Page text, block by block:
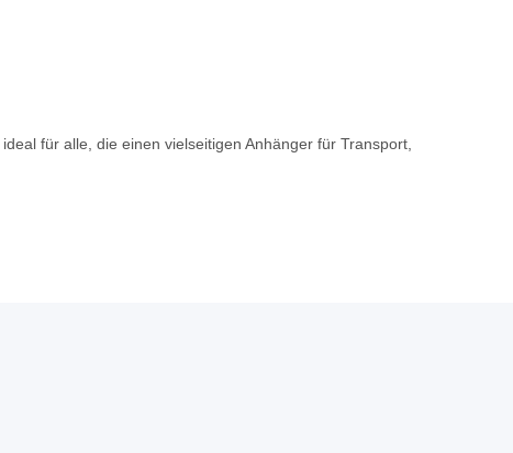
für alle, die einen vielseitigen Anhänger für Transport,